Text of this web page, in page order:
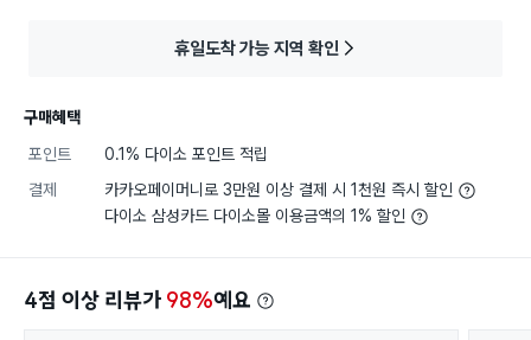
휴일도착 가능 지역 확인
구매혜택
포인트
0.1% 다이소 포인트 적립
결제
카카오페이머니로 3만원 이상 결제 시 1천원 즉시 할인
다이소 삼성카드 다이소몰 이용금액의 1% 할인
4점 이상 리뷰가 98%예요